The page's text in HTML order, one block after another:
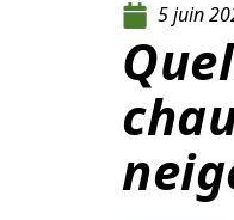
5 juin